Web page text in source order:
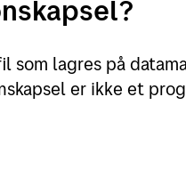
Motta pakker
som lagres på
er ikke et